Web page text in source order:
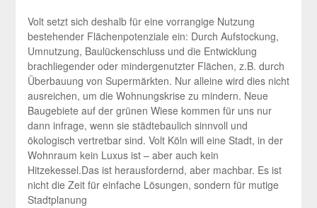
Volt setzt sich deshalb für eine vorrangige Nutzung
bestehender Flächenpotenziale ein: Durch Aufstockung,
Umnutzung, Baulückenschluss und die Entwicklung
brachliegender oder mindergenutzter Flächen, z.B. durch
Überbauung von Supermärkten. Nur alleine wird dies nicht
ausreichen, um die Wohnungskrise zu mindern. Neue
Baugebiete auf der grünen Wiese kommen für uns nur
dann infrage, wenn sie städtebaulich sinnvoll und
ökologisch vertretbar sind. Volt Köln will eine Stadt, in der
Wohnraum kein Luxus ist – aber auch kein
Hitzekessel.Das ist herausfordernd, aber machbar. Es ist
nicht die Zeit für einfache Lösungen, sondern für mutige
Stadtplanung